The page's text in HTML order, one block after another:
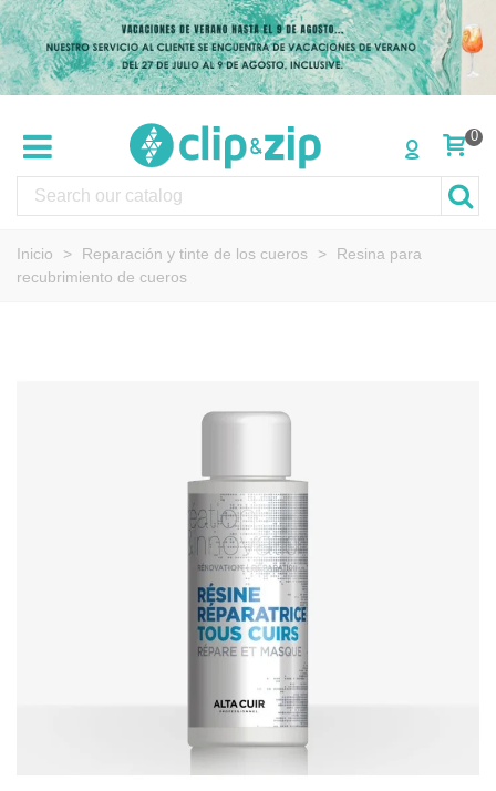
0
Inicio > Reparación y tinte de los cueros >
Resina para
recubrimiento de cueros